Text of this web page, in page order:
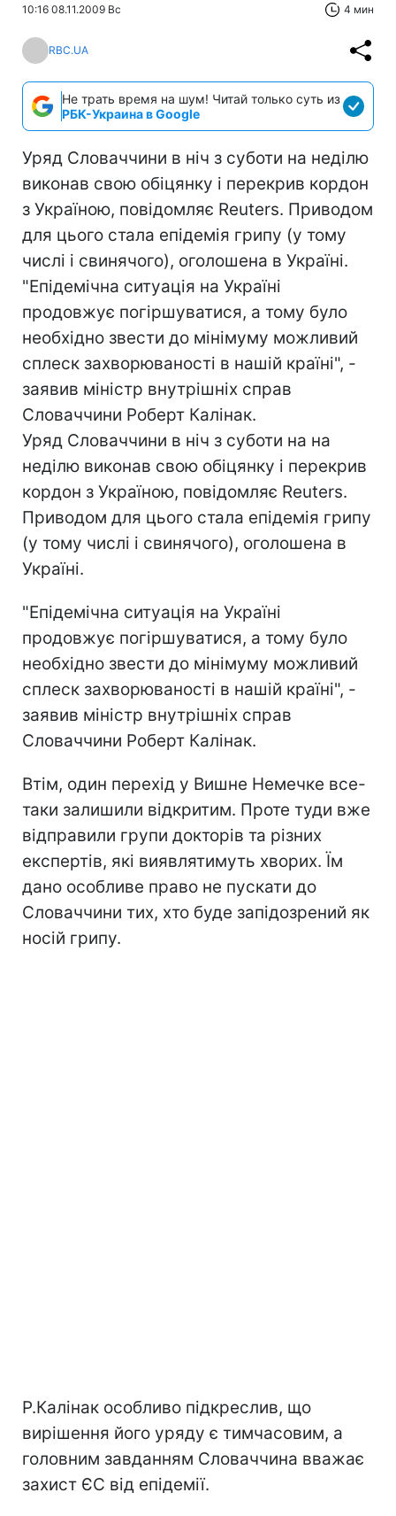
10:16 08.11.2009 Вс 4 мин
RBC.UA
Не трать время на шум! Читай только суть из
РБК-Украина в Google
Уряд Словаччини в ніч з суботи на неділю
виконав свою обіцянку і перекрив кордон
з Україною, повідомляє Reuters. Приводом
для цього стала епідемія грипу (у тому
числі і свинячого), оголошена в Україні.
"Епідемічна ситуація на Україні
продовжує погіршуватися, а тому було
необхідно звести до мінімуму можливий
сплеск захворюваності в нашій країні", -
заявив міністр внутрішніх справ
Словаччини Роберт Калінак.
Уряд Словаччини в ніч з суботи на на
неділю виконав свою обіцянку і перекрив
кордон з Україною, повідомляє Reuters.
Приводом для цього стала епідемія грипу
(у тому числі і свинячого), оголошена в
Україні.
"Епідемічна ситуація на Україні
продовжує погіршуватися, а тому було
необхідно звести до мінімуму можливий
сплеск захворюваності в нашій країні", -
заявив міністр внутрішніх справ
Словаччини Роберт Калінак.
Втім, один перехід у Вишне Немечке все-
таки залишили відкритим. Проте туди вже
відправили групи докторів та різних
експертів, які виявлятимуть хворих. Їм
дано особливе право не пускати до
Словаччини тих, хто буде запідозрений як
носій грипу.
Р.Калінак особливо підкреслив, що
вирішення його уряду є тимчасовим, а
головним завданням Словаччина вважає
захист ЄС від епідемії.